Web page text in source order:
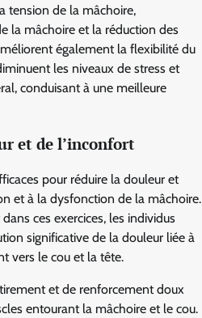
tension de la mâchoire,
la mâchoire et la réduction des
également la flexibilité du
les niveaux de stress et
conduisant à une meilleure
et de l’inconfort
pour réduire la douleur et
et à la dysfonction de la mâchoire.
ces exercices, les individus
significative de la douleur liée à
vers le cou et la tête.
et de renforcement doux
entourant la mâchoire et le cou.